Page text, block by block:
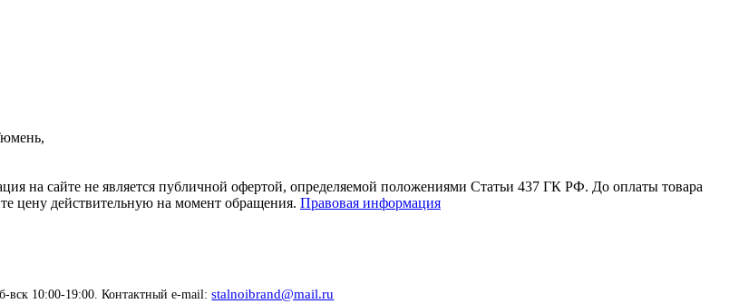
вск 10:00-19:00. Контактный e-mail:stalnoibrand@mail.ru
на сайте не является публичной офертой, определяемой положениями Статьи 437 ГК РФ. До оплаты товара
цену действительную на момент обращения. Правовая информация